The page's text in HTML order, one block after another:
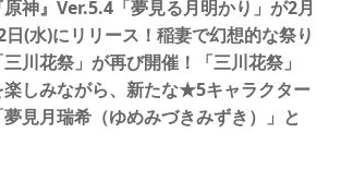
原神』Ver.5.4「夢見る月明かり」が2月
日(水)にリリース！稲妻で幻想的な祭り
三川花祭」が再び開催！「三川花祭」
楽しみながら、新たな★5キャラクター
夢見月瑞希（ゆめみづきみずき）」と